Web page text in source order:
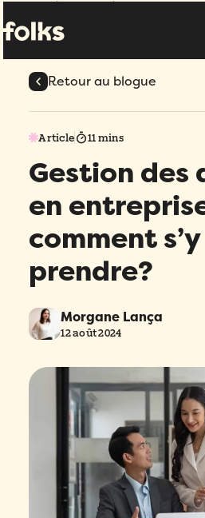
AccueilBlogueGestion des absences en
Retour au blogue
Article 11 mins
Gestion des
en
comment s’y
prendre?
Morgane Lança
12 août 2024